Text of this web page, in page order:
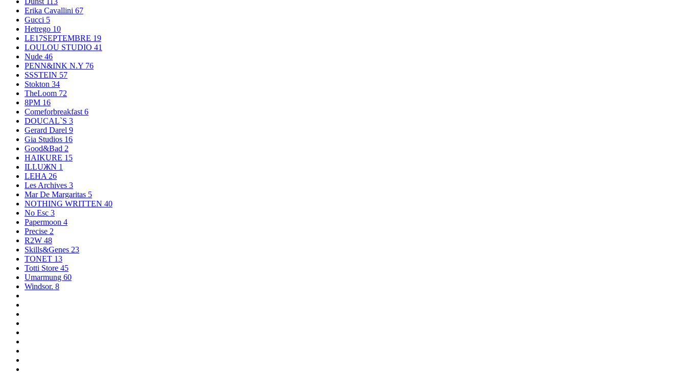
Erika Cavallini 67
Gucci 5
Hetrego 10
LE17SEPTEMBRE 19
LOULOU STUDIO 41
Nude 46
PENN&INK N.Y 76
SSSTEIN 57
Stokton 34
TheLoom 72
8PM 16
Comeforbreakfast 6
DOUCAL`S 3
Gerard Darel 9
Gia Studios 16
Good&Bad 2
HAIKURE 15
ILLUЖN 1
LEHA 26
Les Archives 3
Mar De Margaritas 5
NOTHING WRITTEN 40
No Esc 3
Papermoon 4
Precise 2
R2W 48
Skills&Genes 23
TONET 13
Totti Store 45
Umarmung 60
Windsor. 8